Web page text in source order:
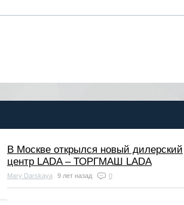
В Москве открылся новый дилерский
центр LADA – ТОРГМАШ LADA
Mary Darskaya 9 лет назад 0